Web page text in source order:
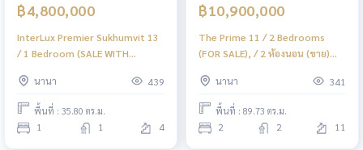
฿4,800,000
InterLux Premier Sukhumvit 13
/ 1 Bedroom (SALE WITH
สุขุมวิท 13 / 1 ห้องนอน (ขายพร้อม
ผู้เช่า) F240
นานา 439
พื้นที่ : 35.80 ตร.ม.
1 1 4
฿10,900,000
The Prime 11 / 2 Bedrooms
(FOR SALE), / 2 ห้องนอน (ขาย)
นานา
341
พื้นที่ : 89.73 ตร.ม.
2 2 11